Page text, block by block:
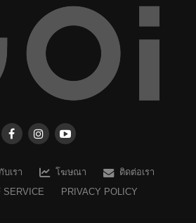
บเรา โฆษณา
ติดต่อเรา
SERVICE
PRIVACY POLICY